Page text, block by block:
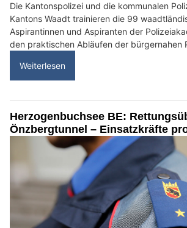
Die Kantonspolizei und die kommunalen
Kantons Waadt trainieren die 99
Aspirantinnen und Aspiranten der
den praktischen Abläufen der bürgernahen
Weiterlesen
Herzogenbuchsee BE:
Önzbergtunnel – Einsatzkräfte